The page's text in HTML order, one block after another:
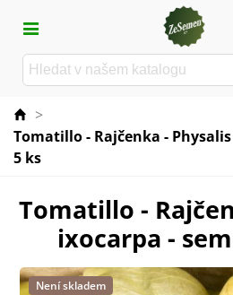
>
Tomatillo - Rajčenka -
5 ks
Tomatillo -
ixocarpa -
Není skladem